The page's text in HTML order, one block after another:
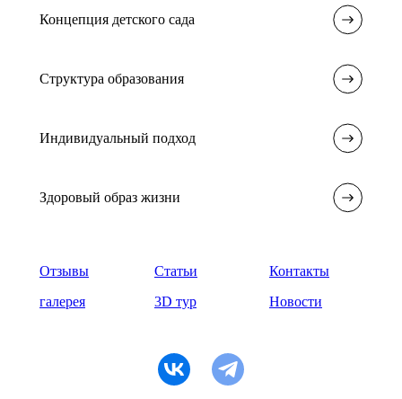
Концепция детского сада
Структура образования
Индивидуальный подход
Здоровый образ жизни
Отзывы Статьи
Контакты
галерея
3D тур Новости